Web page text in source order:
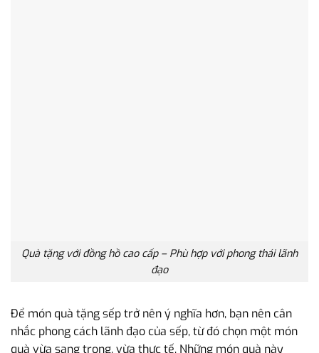
Quà tặng với đồng hồ cao cấp – Phù hợp với phong thái lãnh
đạo
Để món quà tặng sếp trở nên ý nghĩa hơn, bạn nên cân
nhắc phong cách lãnh đạo của sếp, từ đó chọn một món
quà vừa sang trọng, vừa thực tế. Những món quà này